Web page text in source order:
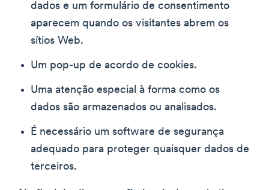
dados e um formulário de consentimento
aparecem quando os visitantes abrem os
sítios Web.
Um pop-up de acordo de cookies.
Uma atenção especial à forma como os
dados são armazenados ou analisados.
É necessário um software de segurança
adequado para proteger quaisquer dados de
terceiros.